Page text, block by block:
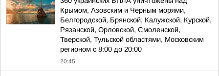
Крымом, Азовским и Черным морями,
Белгородской, Брянской, Калужской, Курской,
Рязанской, Орловской, Смоленской,
Тверской, Тульской областями, Московским
регионом с 8:00 до 20:00
20:45